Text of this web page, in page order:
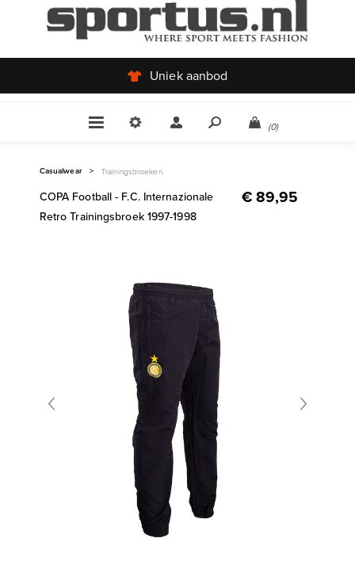
Uniek aanbod
(0)
Casualwear > Trainingsbroeken
COPA Football - F.C. Internazionale
Retro Trainingsbroek 1997-1998
€ 89,95